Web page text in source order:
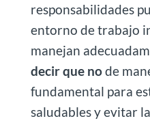
responsabilidades
entorno de trabajo
manejan
decir que node
fundamental para
saludables y evitar